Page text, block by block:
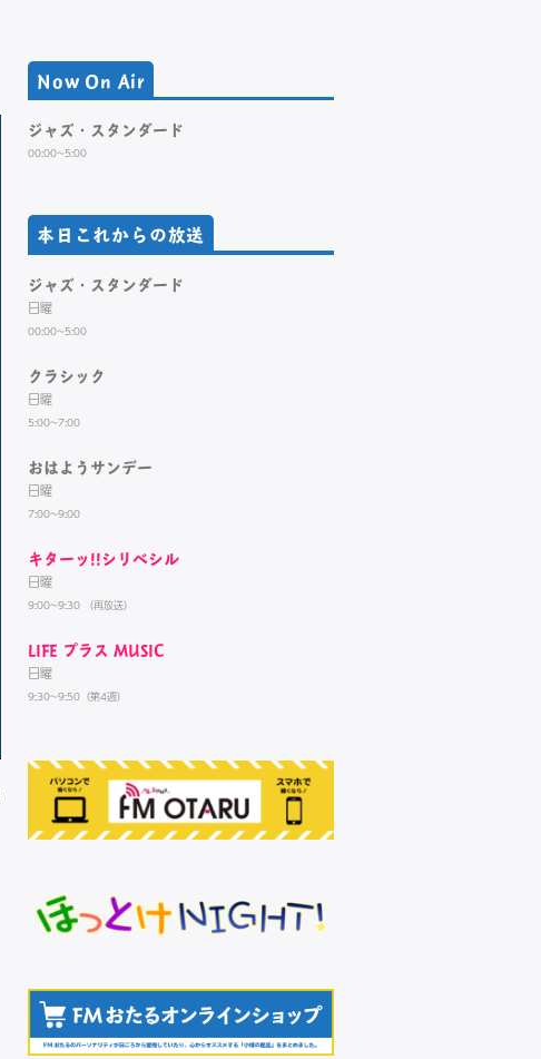
Now On Air
ジャズ・スタンダード
00:00~5:00
本日これからの放送
ジャズ・スタンダード
日曜
00:00~5:00
クラシック
日曜
5:00~7:00
おはようサンデー
日曜
7:00~9:00
キターッ!!シリベシル
日曜
9:00~9:30 （再放送）
LIFE プラス MUSIC
日曜
9:30~9:50（第4週）